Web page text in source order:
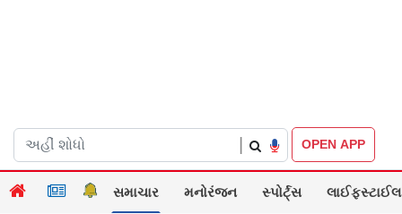
OPEN APP
સમાચાર મનોરંજન સ્પોર્ટ્સ લાઈફસ્ટાઈલ